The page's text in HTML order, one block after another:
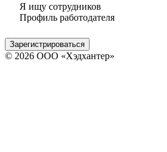
Я ищу сотрудников
Профиль работодателя
Зарегистрироваться
© 2026 ООО «Хэдхантер»